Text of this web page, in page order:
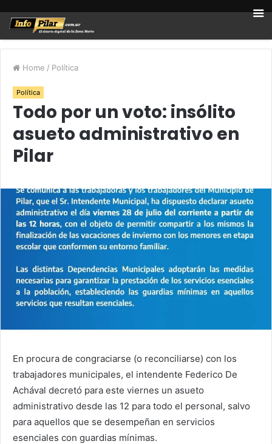
Home / Política
Política
Todo por un voto: insólito
asueto administrativo en
Pilar
En procura de congraciarse (o reconciliarse) con los
trabajadores municipales, el intendente Federico De
Achával decretó para este viernes un asueto
administrativo desde las 12 para todo el personal, salvo
para aquellos que se desempeñan en servicios
esenciales con guardias mínimas.